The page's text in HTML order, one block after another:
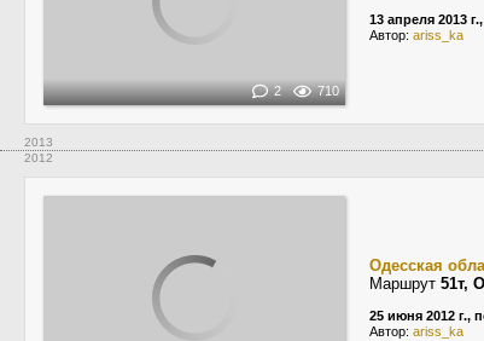
2 710
13 апреля 2013
Автор: ariss_ka
2013
2012
Одесская
Маршрут 51т,
25 июня 2012 г.,
Автор: ariss_ka